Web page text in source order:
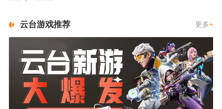
云台游戏推荐 更多+